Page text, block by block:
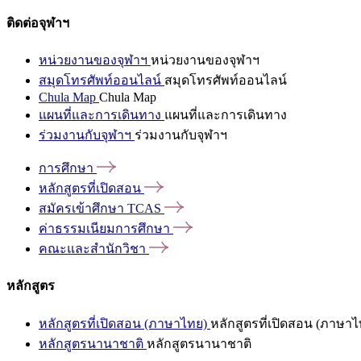
ติดต่อจุฬาฯ
หน่วยงานของจุฬาฯ หน่วยงานของจุฬาฯ
สมุดโทรศัพท์ออนไลน์ สมุดโทรศัพท์ออนไลน์
Chula Map Chula Map
แผนที่และการเดินทาง แผนที่และการเดินทาง
ร่วมงานกับจุฬาฯ ร่วมงานกับจุฬาฯ
การศึกษา
หลักสูตรที่เปิดสอน
สมัครเข้าศึกษา TCAS
ค่าธรรมเนียมการศึกษา
คณะและสำนักวิชา
หลักสูตร
หลักสูตรที่เปิดสอน (ภาษาไทย) หลักสูตรที่เปิดสอน (ภาษาไ
หลักสูตรนานาชาติ หลักสูตรนานาชาติ